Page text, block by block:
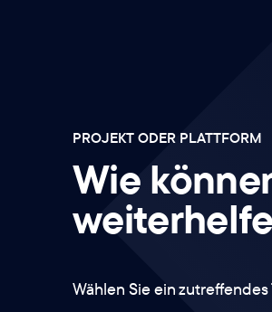
PROJEKT ODER PLATTFORM
Wie
Wählen Sie ein